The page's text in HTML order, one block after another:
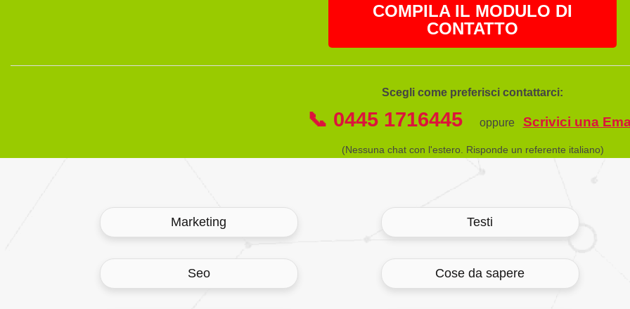
COMPILA IL MODULO DI
CONTATTO
Scegli come preferisci contattarci:
📞 0445 1716445 oppure Scrivici una
(Nessuna chat con l'estero. Risponde un referente italiano)
Marketing Testi
Seo Cose da sapere